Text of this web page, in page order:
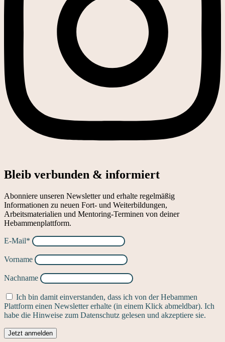
Bleib verbunden & informiert
Abonniere unseren Newsletter und erhalte regelmäßig
Informationen zu neuen Fort- und Weiterbildungen,
Arbeitsmaterialien und Mentoring-Terminen von deiner
Hebammenplattform.
E-Mail*
Vorname
Nachname
Ich bin damit einverstanden, dass ich von der Hebammen
Plattform einen Newsletter erhalte (in einem Klick abmeldbar). Ich
habe die Hinweise zum Datenschutz gelesen und akzeptiere sie.